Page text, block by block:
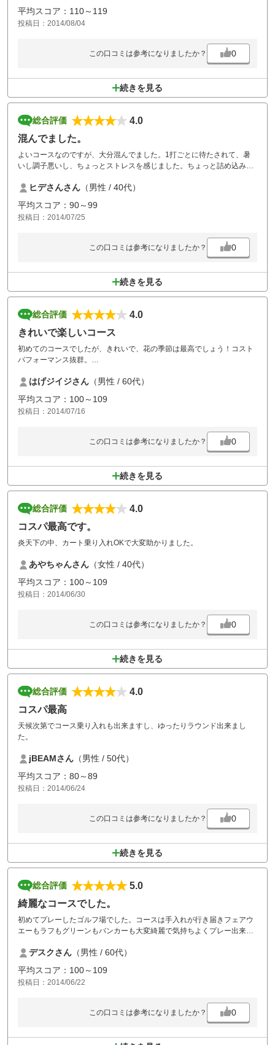
麗で充実しているので、また行きたいと思います。
平均スコア：110～119
投稿日：2014/08/04
この口コミは参考になりましたか？ 0
続きを見る
総合評価
4.0
混んでました。
よいコースなのですが、大分混んでました。1打ごとに待たされて、暑
いし調子悪いし、ちょっとストレスを感じました。ちょっと詰め込みす
ヒデさんさん （男性 / 40代）
平均スコア：90～99
投稿日：2014/07/25
この口コミは参考になりましたか？ 0
続きを見る
総合評価
4.0
きれいで楽しいコース
初めてのコースでしたが、きれいで、花の季節は最高でしょう！コスト
パフォーマンス抜群。
ミストのサービスもあり、社員対応も気軽で、楽しく話ができ素晴らし
いコースでした。
はげジイジさん （男性 / 60代）
平均スコア：100～109
投稿日：2014/07/16
この口コミは参考になりましたか？ 0
続きを見る
総合評価
4.0
コスパ最高です。
炎天下の中、カート乗り入れOKで大変助かりました。
あやちゃんさん （女性 / 40代）
平均スコア：100～109
投稿日：2014/06/30
この口コミは参考になりましたか？ 0
続きを見る
総合評価
4.0
コスパ最高
天候次第でコース乗り入れも出来ますし、ゆったりラウンド出来まし
た。
jBEAMさん （男性 / 50代）
平均スコア：80～89
投稿日：2014/06/24
この口コミは参考になりましたか？ 0
続きを見る
総合評価
5.0
綺麗なコースでした。
初めてプレーしたゴルフ場でした。コースは手入れが行き届きフェアウ
エーもラフもグリーンもバンカーも大変綺麗で気持ちよくプレー出来ま
ったこととグリーンのヒールマークを直さないプレーヤーが多い？こ
と。食事も美味しく頂け満足です。家内の意見としてお風呂のシャンプ
ーが強くて？ヘヤーマニュキアが落ちてしまうとのことでした。改善し
てあげてください。
デスクさん （男性 / 60代）
平均スコア：100～109
投稿日：2014/06/22
この口コミは参考になりましたか？ 0